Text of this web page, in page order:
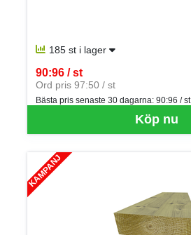
185 st i lager
Köp nu
90:96 / st
SEK per ST
Ord pris 97:50 / st
Bästa pris senaste 30 dagarna: 90:96 / st
KAMPANJ